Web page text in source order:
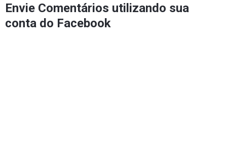
Envie Comentários utilizando sua
conta do Facebook